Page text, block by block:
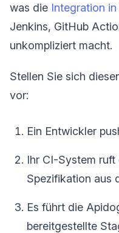
was die Integration
Jenkins, GitHub
unkompliziert macht.
Stellen Sie sich
vor:
Ein Entwickler
Ihr CI-System
Spezifikation aus
Es führt die
bereitgestellte